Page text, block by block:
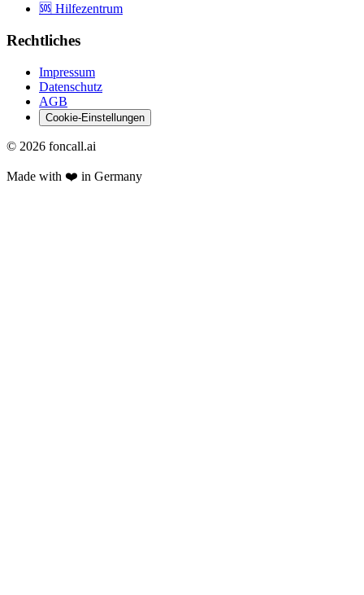
🆘 Hilfezentrum
Rechtliches
Impressum
Datenschutz
AGB
Cookie-Einstellungen
© 2026 foncall.ai
Made with ❤️ in Germany